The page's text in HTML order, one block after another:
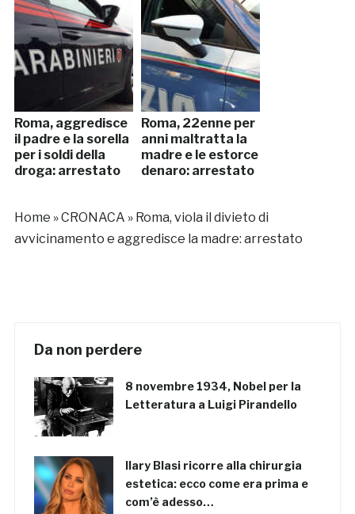
Roma, aggredisce
il padre e la sorella
per i soldi della
droga: arrestato
Roma, 22enne per
anni maltratta la
madre e le estorce
denaro: arrestato
Home »CRONACA » Roma, viola il divieto di
avvicinamento e aggredisce la madre: arrestato
Da non perdere
8 novembre 1934, Nobel per la
Letteratura a Luigi Pirandello
Ilary Blasi ricorre alla chirurgia
estetica: ecco come era prima e
com’è adesso…